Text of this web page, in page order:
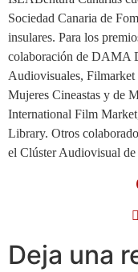
Sociedad Canaria de
insulares. Para los
colaboración de DAMA
Audiovisuales,
Mujeres Cineastas y de
International Film
Library. Otros
el Clúster Audiovisual de
Deja una